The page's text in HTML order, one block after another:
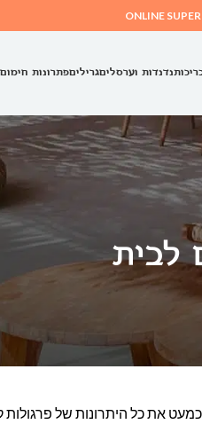
ONLINE
נדנדות וערסליםגריליםפתרונות חימום
לבית
את כל היתרונות של פרגולות